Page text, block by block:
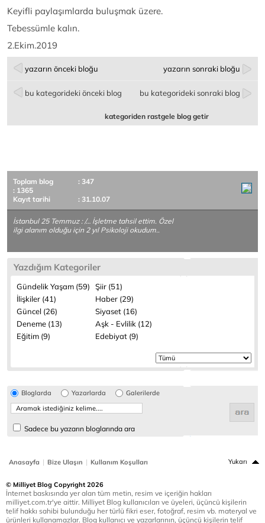
Keyifli paylaşımlarda buluşmak üzere.
Tebessümle kalın.
2.Ekim.2019
yazarın önceki bloğu yazarın sonraki bloğu
bu kategorideki önceki blog bu kategorideki sonraki blog
kategoriden rastgele blog getir
Toplam blog
: 347
: 1365
Kayıt tarihi
: 31.10.07
İstanbul 25 Temmuz : /… İşletme tahsil ettim. Özel
ilgi alanım olduğu için 2 yıl Psikoloji okudum..
Yazdığım Kategoriler
Gündelik Yaşam (59)
Şiir (51)
İlişkiler (41)
Haber (29)
Güncel (26)
Siyaset (16)
Deneme (13)
Aşk - Evlilik (12)
Eğitim (9)
Edebiyat (9)
Bloglarda Yazarlarda Galerilerde
Sadece bu yazarın bloglarında ara
Anasayfa | Bize Ulaşın | Kullanım Koşulları Yukarı
© Milliyet Blog Copyright 2026
İnternet baskısında yer alan tüm metin, resim ve içeriğin hakları
milliyet.com.tr'ye aittir. Milliyet Blog kullanıcıları ve üyeleri, üçüncü kişilerin
telif hakkı sahibi bulunduğu her türlü fikri eser, fotoğraf, resim vb. materyal ve
ürünleri kullanamazlar. Blog kullanıcı ve yazarlarının, üçüncü kişilerin telif